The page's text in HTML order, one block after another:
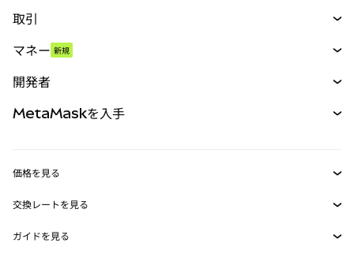
取引
パーペチュアル
RWA
マネー 新規
開発者
MetaMask Connect
Snaps
MetaMaskを入手
セキュリティ
価格を見る
イーサリアムの価格
Solanaの価格
交換レートを見る
ETH→USD
ガイドを見る